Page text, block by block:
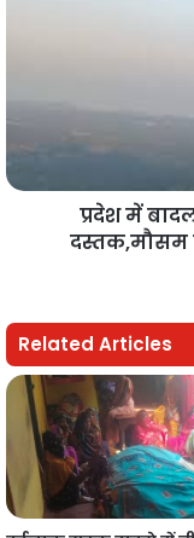
प्रदेश में
दस्तक,मौसम
Related Articles